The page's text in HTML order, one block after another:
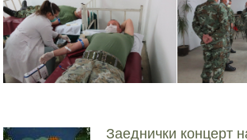
Заеднички концерт